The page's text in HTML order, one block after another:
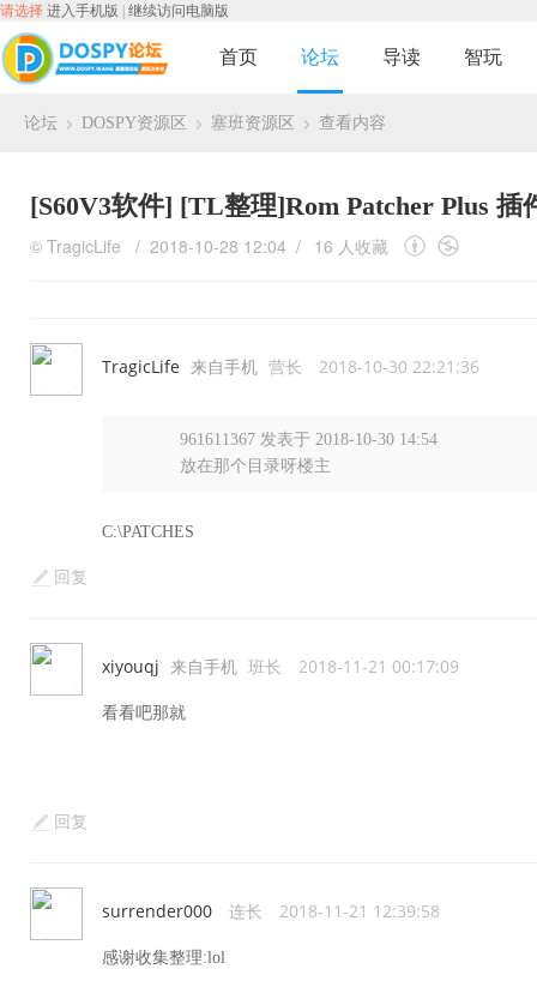
请选择 进入手机版 继续访问电脑版
首页 论坛 导读 智玩
论坛 DOSPY资源区 塞班资源区 查看内容
[S60V3软件] [TL整理]Rom Patcher Plus 插
© TragicLife / 2018-10-28 12:04 / 16 人收藏
TragicLife 来自手机 营长 2018-10-30 22:21:36
961611367 发表于 2018-10-30 14:54
放在那个目录呀楼主
C:\PATCHES
回复
xiyouqj 来自手机 班长 2018-11-21 00:17:09
看看吧那就
回复
surrender000 连长 2018-11-21 12:39:58
感谢收集整理:lol